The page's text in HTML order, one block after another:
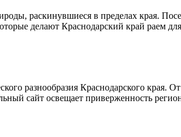
раскинувшиеся в пределах края.
делают Краснодарский край раем
разнообразия Краснодарского края.
сайт освещает приверженность